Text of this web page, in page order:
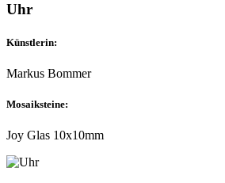
Uhr
Künstlerin:
Markus Bommer
Mosaiksteine:
Joy Glas 10x10mm